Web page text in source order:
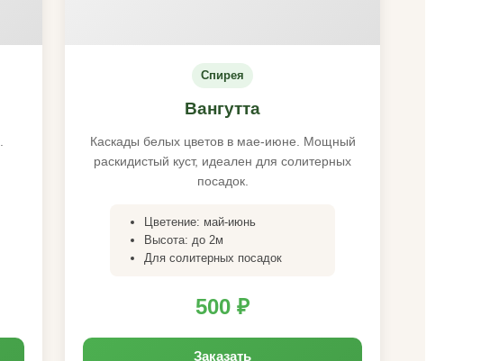
Спирея
Вангутта
Каскады белых цветов в мае-июне. Мощный
раскидистый куст, идеален для солитерных
посадок.
Цветение: май-июнь
Высота: до 2м
Для солитерных посадок
500 ₽
Заказать